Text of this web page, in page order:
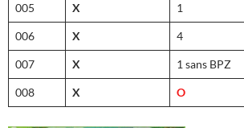
005 X 1
006 X 4
007 X 1 sans BPZ
008 X O